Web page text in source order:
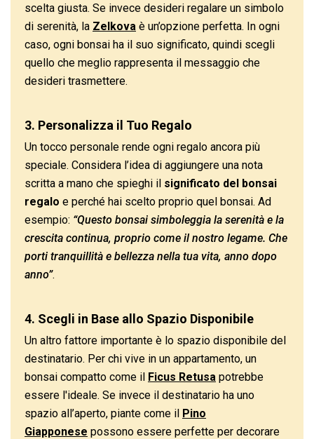
scelta giusta. Se invece desideri regalare un simbolo
di serenità, la Zelkova è un’opzione perfetta. In ogni
caso, ogni bonsai ha il suo significato, quindi scegli
quello che meglio rappresenta il messaggio che
desideri trasmettere.
3. Personalizza il Tuo Regalo
Un tocco personale rende ogni regalo ancora più
speciale. Considera l’idea di aggiungere una nota
scritta a mano che spieghi il significato del bonsai
regalo e perché hai scelto proprio quel bonsai. Ad
esempio: “Questo bonsai simboleggia la serenità e la
crescita continua, proprio come il nostro legame. Che
porti tranquillità e bellezza nella tua vita, anno dopo
anno”.
4. Scegli in Base allo Spazio Disponibile
Un altro fattore importante è lo spazio disponibile del
destinatario. Per chi vive in un appartamento, un
bonsai compatto come il Ficus Retusa potrebbe
essere l'ideale. Se invece il destinatario ha uno
spazio all’aperto, piante come il Pino
Giapponese possono essere perfette per decorare